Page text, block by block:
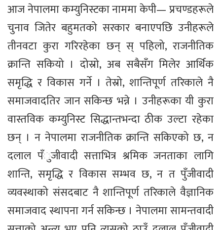
आज नेपालमा कम्युनिस्टका नाममा केपी— प्रचण्डहरूले
चुनाव जितेर बहुमतको सरकार बनाएपछि उनीहरूले
तीनवटा कुरा गरिरहेका छन् स् पहिलो, राजनीतिक
क्रान्ति सकियो । दोस्रो, अब सबैसँग मिलेर आर्थिक
समृद्धि र विकास गर्ने । तेस्रो, शान्तिपूर्ण तरिकाले नै
समाजवादतिर जान सकिन्छ भन्ने । उनीहरूका यी कुरा
वास्तविक कम्युनिस्ट सिद्धान्तभन्दा ठीक उल्टा रहेका
छन् । न नेपालमा राजनीतिक क्रान्ति सकिएको छ, न
दलाल पँुजीवादी सत्ताभित्र श्रमिक जनताका लागि
शान्ति, समृद्धि र विकास सम्भव छ, न त पुँजीवादी
व्यवस्थाको संसदबाट नै शान्तिपूर्ण तरिकाले वैज्ञानिक
समाजवाद स्थापना गर्न सकिन्छ । नेपालमा सामन्तवादी